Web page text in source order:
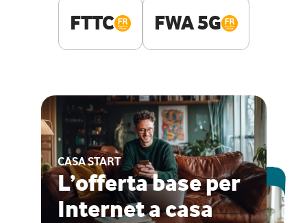
FTTC FWA 5G
CASA START
L’offerta base per
Internet a casa
ESCLUSIVA ONLINE